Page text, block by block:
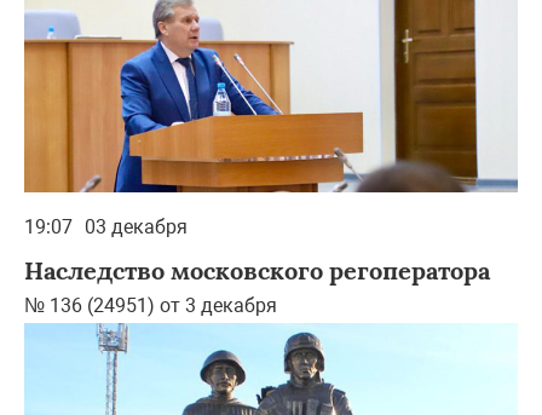
19:07 03 декабря
Наследство московского регоператора
№ 136 (24951) от 3 декабря